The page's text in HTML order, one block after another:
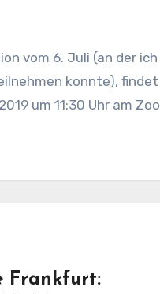
vom 6. Juli (an der ich
konnte), findet
um 11:30 Uhr am Zoo
Frankfurt: